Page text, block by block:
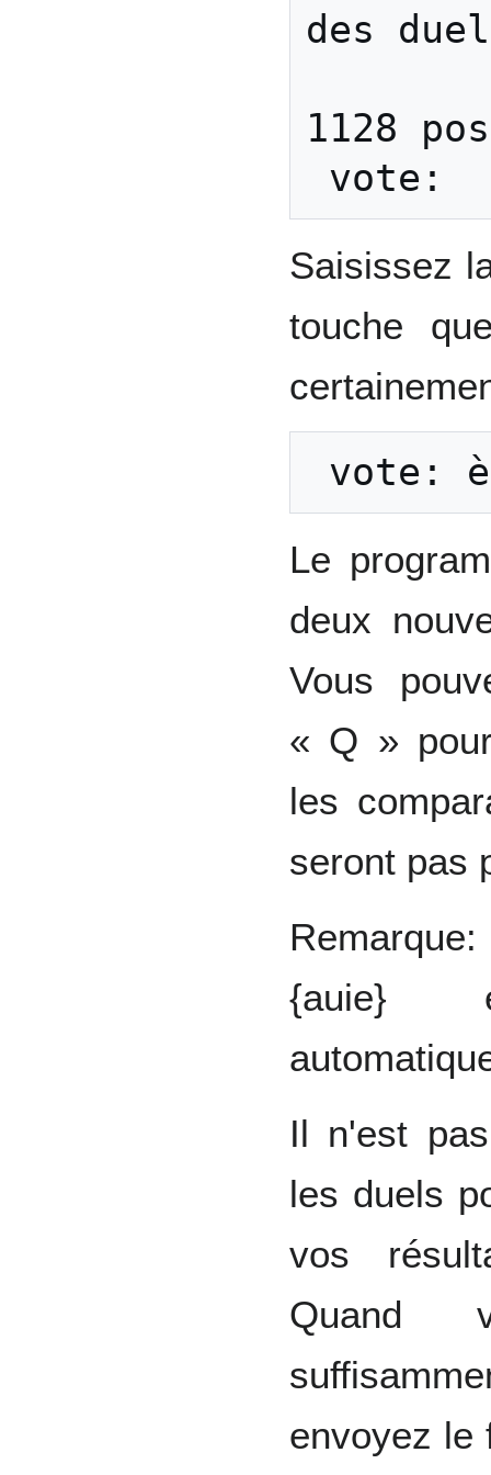
des
1128
Saisissez
touche
Le
deux
Vous
« Q »
les
seront pas
{auie}
Il n'est
les duels
vos
Quand
envoyez